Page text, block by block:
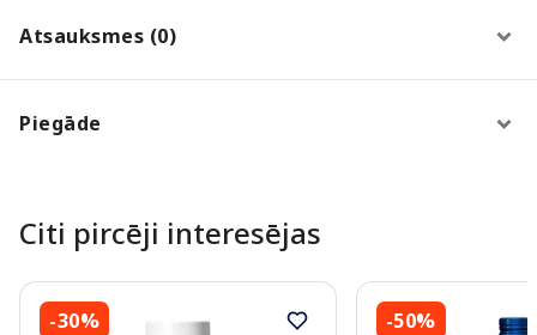
Atsauksmes (0)
Piegāde
Citi pircēji interesējas
-30% -50%